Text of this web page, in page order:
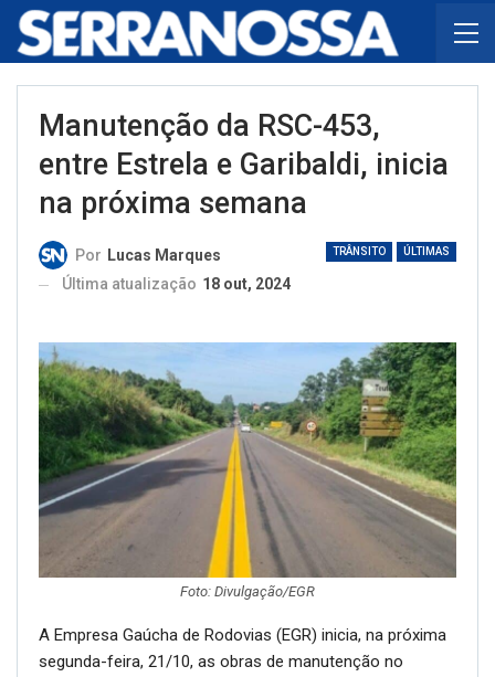
Manutenção da RSC-453,
entre Estrela e Garibaldi, inicia
na próxima semana
TRÂNSITO ÚLTIMAS
Por Lucas Marques
Última atualização 18 out, 2024
Foto: Divulgação/EGR
A Empresa Gaúcha de Rodovias (EGR) inicia, na próxima
segunda-feira, 21/10, as obras de manutenção no